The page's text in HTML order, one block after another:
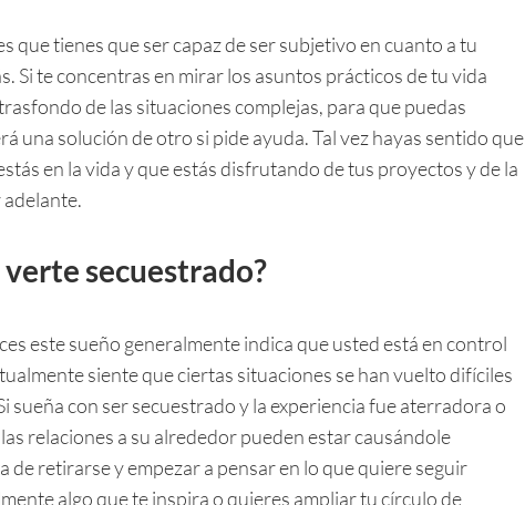
que tienes que ser capaz de ser subjetivo en cuanto a tu
Si te concentras en mirar los asuntos prácticos de tu vida
de las situaciones complejas, para que puedas
una solución de otro si pide ayuda. Tal vez hayas sentido que
en la vida y que estás disfrutando de tus proyectos y de la
secuestrado?
este sueño generalmente indica que usted está en control
siente que ciertas situaciones se han vuelto difíciles
sueña con ser secuestrado y la experiencia fue aterradora o
relaciones a su alrededor pueden estar causándole
retirarse y empezar a pensar en lo que quiere seguir
algo que te inspira o quieres ampliar tu círculo de